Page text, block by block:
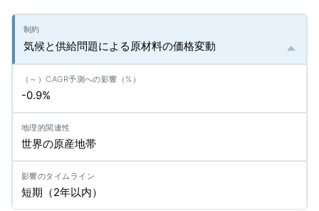
気候と供給問題による原材料の価格変動
-0.9%
世界の原産地帯
短期（2年以内）